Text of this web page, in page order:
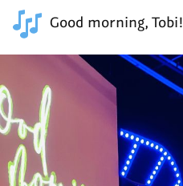
Good morning, Tobi!